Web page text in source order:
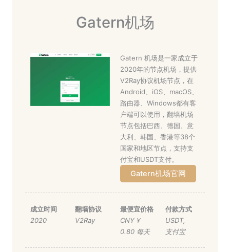
Gatern机场
Gatern 机场是一家成立于
2020年的节点机场，提供
V2Ray协议机场节点，在
Android、iOS、macOS、
路由器、Windows都有客
户端可以使用，翻墙机场
节点包括巴西、德国、意
大利、韩国、香港等38个
国家和地区节点，支持支
付宝和USDT支付。
Gatern机场官网
成立时间
2020
翻墙协议
V2Ray
最便宜价格
CNY￥
0.80 每天
付款方式
USDT,
支付宝